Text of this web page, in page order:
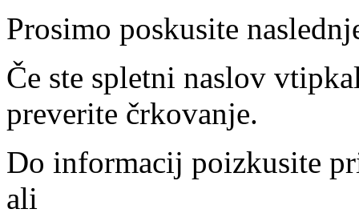
Prosimo poskusite
Če ste spletni naslov
preverite črkovanje.
Do informacij poizkusite
ali